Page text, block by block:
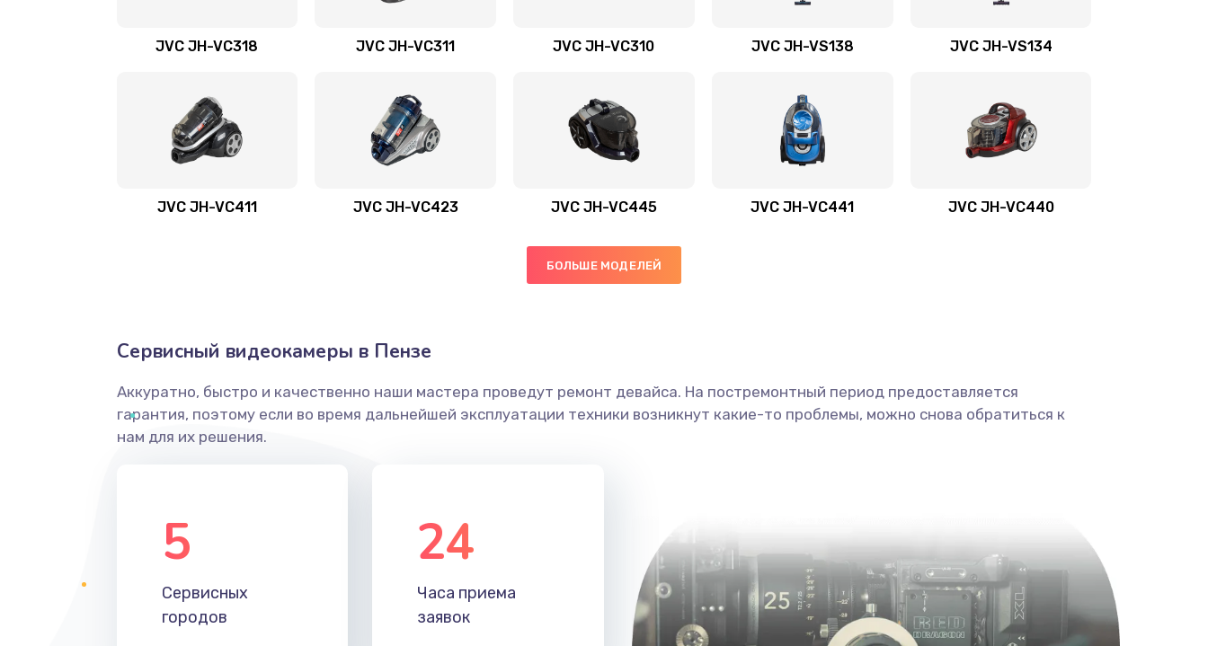
JVC JH-VС318 JVC JH-VC311 JVC JH-VC310 JVC JH-VS138 JVC JH-VS134
JVC JH-VC411 JVC JH-VС423 JVC JH-VC445 JVC JH-VС441 JVC JH-VС440
БОЛЬШЕ МОДЕЛЕЙ
Сервисный видеокамеры в Пензе
Аккуратно, быстро и качественно наши мастера проведут ремонт девайса. На постремонтный период предоставляется
гарантия, поэтому если во время дальнейшей эксплуатации техники возникнут какие-то проблемы, можно снова обратиться к
нам для их решения.
5
Сервисных
городов
24
Часа приема
заявок